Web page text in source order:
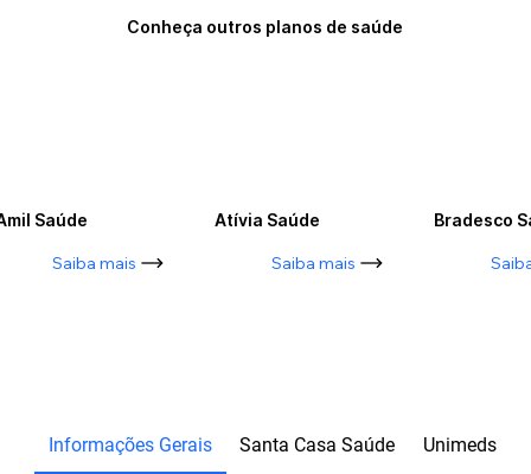
Conheça outros planos de saúde
Saúde
Saiba mais
Atívia Saúde
Saiba mais
Bradesco
Informações Gerais Santa Casa Saúde Unimeds